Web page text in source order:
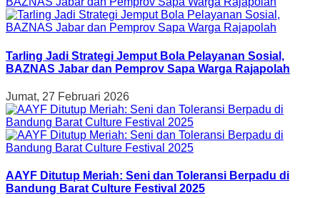
Tarling Jadi Strategi Jemput Bola Pelayanan Sosial,
BAZNAS Jabar dan Pemprov Sapa Warga Rajapolah
Jumat, 27 Februari 2026
AAYF Ditutup Meriah: Seni dan Toleransi Berpadu di
Bandung Barat Culture Festival 2025